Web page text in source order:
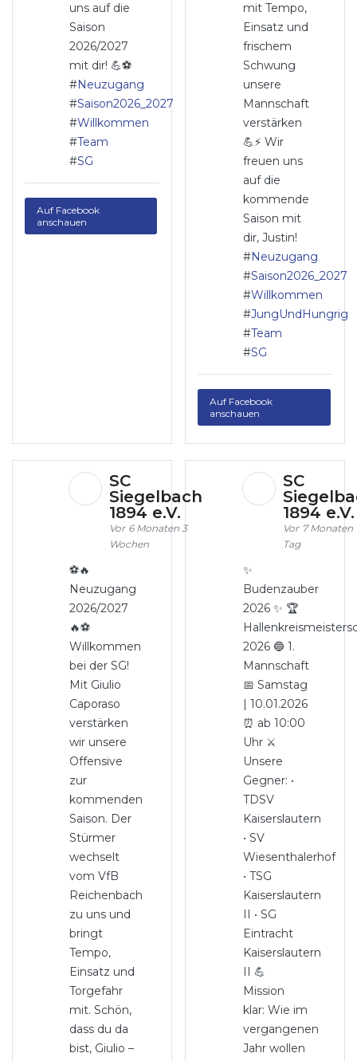
uns auf die
Saison
2026/2027
mit dir! 💪⚽
#Neuzugang
#Saison2026_2027
#Willkommen
#Team
#SG
Auf Facebook
anschauen
mit Tempo,
Einsatz und
frischem
Schwung
unsere
Mannschaft
verstärken
💪⚡ Wir
freuen uns
auf die
kommende
Saison mit
dir, Justin!
#Neuzugang
#Saison2026_2027
#Willkommen
#JungUndHungrig
#Team
#SG
Auf Facebook
anschauen
SC
Siegelbach
1894 e.V.
6 Monaten 3
Wochen
⚽🔥
Neuzugang
2026/2027
🔥⚽
Willkommen
bei der SG!
Mit Giulio
Caporaso
verstärken
wir unsere
Offensive
zur
kommenden
Saison. Der
Stürmer
wechselt
vom VfB
Reichenbach
zu uns und
bringt
Tempo,
Einsatz und
Torgefahr
mit. Schön,
dass du da
bist, Giulio –
SC
1894
7 Monaten
Tag
✨
Budenzauber
2026 ✨ 🏆
2026 🔵 1.
Mannschaft
📅 Samstag
| 10.01.2026
⏰ ab 10:00
Uhr ⚔️
Unsere
Gegner: •
TDSV
Kaiserslautern
• SV
Wiesenthalerhof
• TSG
Kaiserslautern
II • SG
Eintracht
Kaiserslautern
II 💪
Mission
klar: Wie im
vergangenen
Jahr wollen